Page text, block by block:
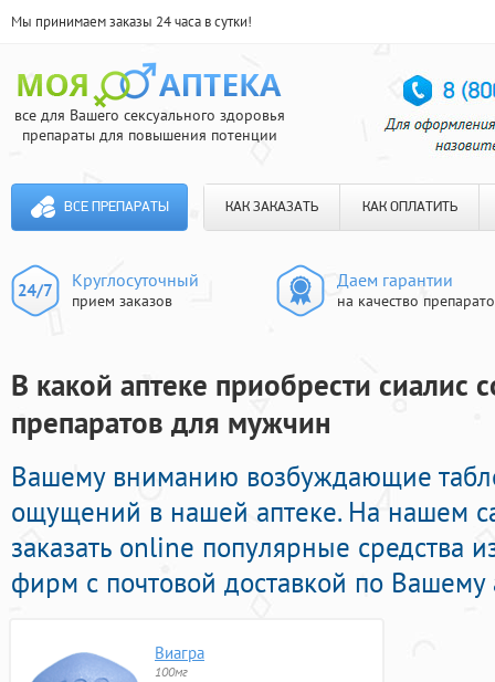
Мы принимаем заказы 24 часа в сутки!
все для Вашего сексуального здоровья
препараты для повышения потенции
ВСЕ ПРЕПАРАТЫ КАК ЗАКАЗАТЬ КАК ОПЛАТИТЬ
Круглосуточный
прием заказов
Даем гарантии
на качество
В какой аптеке приобрести сиалис
препаратов для мужчин
Вашему вниманию возбуждающие
ощущений в нашей аптеке. На нашем
заказать online популярные средства
фирм с почтовой доставкой по Вашему
Виагра
100мг